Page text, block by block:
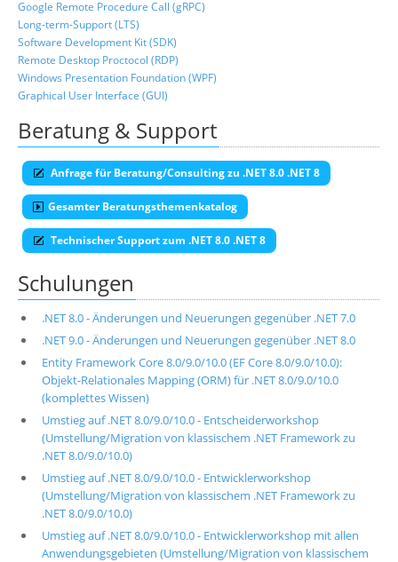
Google Remote Procedure Call (gRPC)
Long-term-Support (LTS)
Software Development Kit (SDK)
Remote Desktop Proctocol (RDP)
Windows Presentation Foundation (WPF)
Graphical User Interface (GUI)
Beratung & Support
Anfrage für Beratung/Consulting zu .NET 8.0 .NET 8
Gesamter Beratungsthemenkatalog
Technischer Support zum .NET 8.0 .NET 8
Schulungen
.NET 8.0 - Änderungen und Neuerungen gegenüber .NET 7.0
.NET 9.0 - Änderungen und Neuerungen gegenüber .NET 8.0
Entity Framework Core 8.0/9.0/10.0 (EF Core 8.0/9.0/10.0):
Objekt-Relationales Mapping (ORM) für .NET 8.0/9.0/10.0
(komplettes Wissen)
Umstieg auf .NET 8.0/9.0/10.0 - Entscheiderworkshop
(Umstellung/Migration von klassischem .NET Framework zu
.NET 8.0/9.0/10.0)
Umstieg auf .NET 8.0/9.0/10.0 - Entwicklerworkshop
(Umstellung/Migration von klassischem .NET Framework zu
.NET 8.0/9.0/10.0)
Umstieg auf .NET 8.0/9.0/10.0 - Entwicklerworkshop mit allen
Anwendungsgebieten (Umstellung/Migration von klassischem